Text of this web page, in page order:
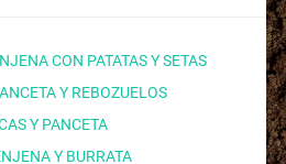
CON PATATAS Y SETAS
Y REBOZUELOS
Y PANCETA
Y BURRATA